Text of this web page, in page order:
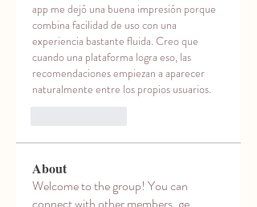
app me dejó una buena impresión porque
combina facilidad de uso con una
experiencia bastante fluida. Creo que
cuando una plataforma logra eso, las
recomendaciones empiezan a aparecer
naturalmente entre los propios usuarios.
About
Welcome to the group! You can